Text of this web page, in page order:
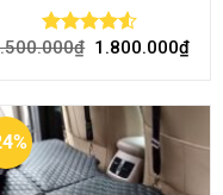
Rated 4.51
₫ 1.800.000₫